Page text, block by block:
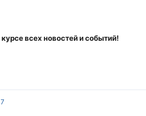
всех новостей и событий!